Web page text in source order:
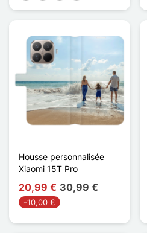
Housse personnalisée
Xiaomi 15T Pro
20,99 € 30,99 €
-10,00 €